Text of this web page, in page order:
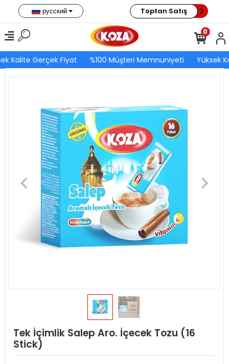
Kalite Gerçek Fiyat %100 Müşteri Memnuniyeti Yüksek
русский Toptan Satış
0
Tek İçimlik Salep Aro. İçecek Tozu (16
Stick)